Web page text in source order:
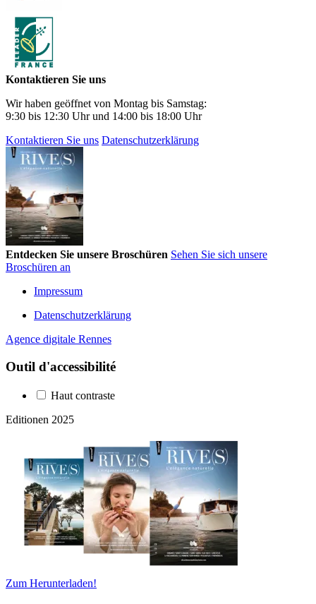
Kontaktieren Sie uns
Wir haben geöffnet von Montag bis Samstag:
9:30 bis 12:30 Uhr und 14:00 bis 18:00 Uhr
Kontaktieren Sie uns Datenschutzerklärung
Entdecken Sie unsere Broschüren Sehen Sie sich unsere
Broschüren an
Impressum
Datenschutzerklärung
Agence digitale Rennes
Outil d'accessibilité
Haut contraste
Editionen 2025
Zum Herunterladen!